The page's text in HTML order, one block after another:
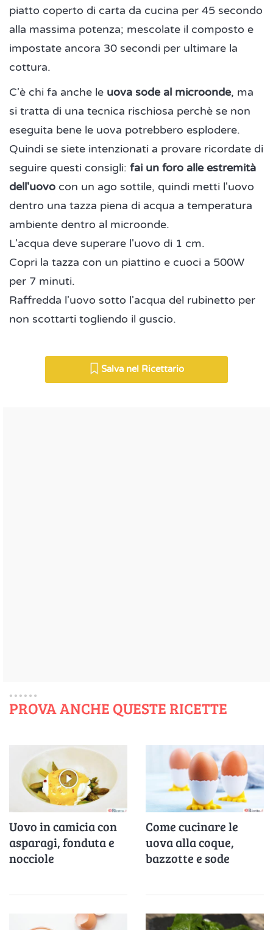
piatto coperto di carta da cucina per 45 secondo
alla massima potenza; mescolate il composto e
impostate ancora 30 secondi per ultimare la
cottura.
C'è chi fa anche le uova sode al microonde, ma
si tratta di una tecnica rischiosa perchè se non
eseguita bene le uova potrebbero esplodere.
Quindi se siete intenzionati a provare ricordate di
seguire questi consigli: fai un foro alle estremità
dell'uovo con un ago sottile, quindi metti l'uovo
dentro una tazza piena di acqua a temperatura
ambiente dentro al microonde.
L'acqua deve superare l'uovo di 1 cm.
Copri la tazza con un piattino e cuoci a 500W
per 7 minuti.
Raffredda l'uovo sotto l'acqua del rubinetto per
non scottarti togliendo il guscio.
Salva nel Ricettario
PROVA ANCHE QUESTE RICETTE
Uovo in camicia con
asparagi, fonduta e
nocciole
Come cucinare le
uova alla coque,
bazzotte e sode